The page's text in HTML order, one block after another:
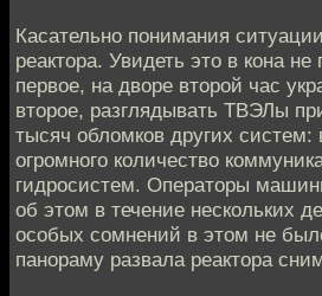
Касательно понимания
реактора. Увидеть это в кона
первое, на дворе второй час
второе, разглядывать ТВЭЛы
тысяч обломков других систем:
огромного количество
гидросистем. Операторы
об этом в течение нескольких
особых сомнений в этом не
панораму развала реактора